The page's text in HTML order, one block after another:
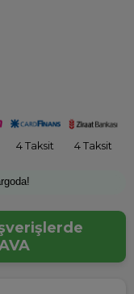
4 Taksit 4 Taksit